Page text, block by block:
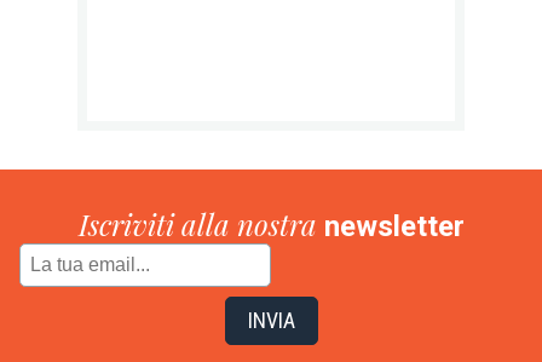
Iscriviti alla nostra newsletter